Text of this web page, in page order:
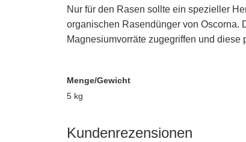
Nur für den Rasen sollte ein spezieller
organischen Rasendünger von Oscorna.
Magnesiumvorräte zugegriffen und diese
Menge/Gewicht
5 kg
Kundenrezensionen